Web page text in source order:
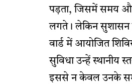
पड़ता, जिसमें समय और
लगते। लेकिन सुशासन
वार्ड में आयोजित
सुविधा उन्हें स्थानीय
इससे न केवल उनके